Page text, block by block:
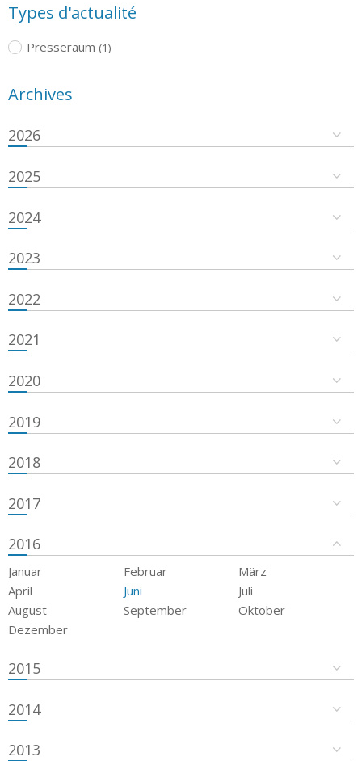
Types d'actualité
Presseraum (1)
Archives
2026
2025
2024
2023
2022
2021
2020
2019
2018
2017
2016
Januar Februar
März
April
Juni
Juli
August
September
Oktober
Dezember
2015
2014
2013